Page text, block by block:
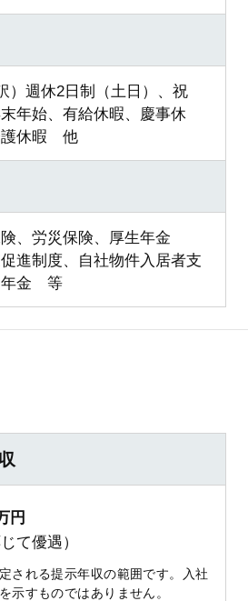
）週休2日制（土日）、祝
年始、有給休暇、慶事休
護休暇 他
、労災保険、厚生年金
進制度、自社物件入居者支
年金 等
円
て優遇）
される提示年収の範囲です。入社
示すものではありません。